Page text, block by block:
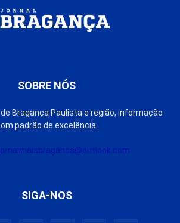
SOBRE NÓS
Bragança Paulista e região, informação
padrão de excelência.
SIGA-NOS